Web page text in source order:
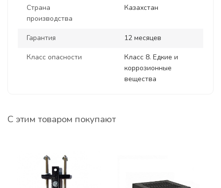
Страна
производства
Казахстан
Гарантия 12 месяцев
Класс опасности
Класс 8. Едкие и
коррозионные
вещества
С этим товаром покупают